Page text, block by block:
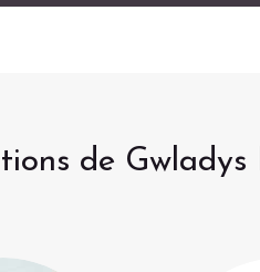
de Gwladys